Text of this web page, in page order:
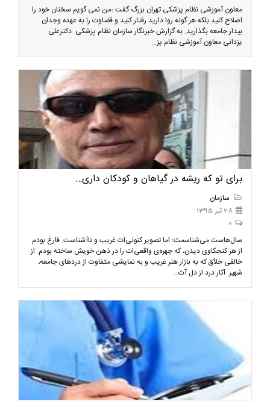
معاون آموزشی نظام پزشکی تهران بزرگ گفت :من نمی گویم سخنان خود را
اصلاح کنید بلکه هر گونه روا دارید رفتار کنید و قضاوت را به عهده وجدان
بیدار جامعه بگذارید. به گزارش خبرنگار سازمان نظام پزشکی دکترعلی
یزدانی معاون آموزشی نظام پز...
برای تو که ریشه در گیاهان و کودکان داری…
سازمان
28 تیر 1395
0
سال‌هاست می‌شناسمت؛ اما تصویر کنونی‌ات غریب و ناآشناست. فارغ بودم
از هر کنجکاوی دیدن، که چهره‌ی واقعی‌ات را در ذهن خویش ساخته بودم. از
خالقی خلاّق که به بازار هنر غریب و به نمایشی متفاوت از دردهای جامعه،
شهیر. آثار درد از دل آث...